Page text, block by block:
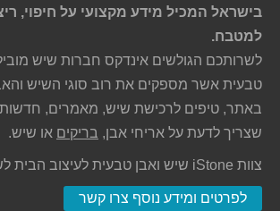
בישראל המכיל מידע מקצועי על חיפוי,
למטבח.
לשרותכם הגולשים אינדקס חברות שיש
טבעית אשר מספקים את רוב סוגי השיש
באתר, טיפים לרכישת שיש, מאמרים, חדשות
שצריך לדעת על אריחי אבן, בריקים או שיש.
צוות iStone שיש ואבן טבעית לעיצוב הבית לשרותך!
לפרטים ומידע נוסף צרו קשר